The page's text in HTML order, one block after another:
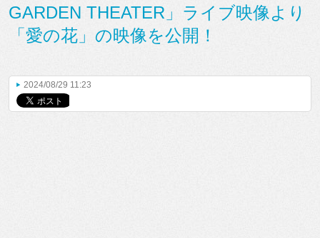
GARDEN THEATER」ライブ映像より
「愛の花」の映像を公開！
2024/08/29 11:23